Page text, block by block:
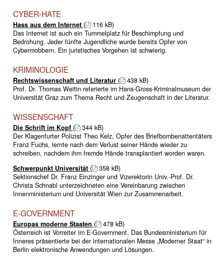
CYBER-HATE
Hass aus dem Internet (
116 kB)
Das Internet ist auch ein Tummelplatz für Beschimpfung und
Bedrohung. Jeder fünfte Jugendliche wurde bereits Opfer von
Cybermobbern. Ein juristisches Vorgehen ist schwierig.
KRIMINOLOGIE
Rechtswissenschaft und Literatur (
438 kB)
Prof. Dr. Thomas Weitin referierte im Hans-Gross-Kriminalmuseum der
Universität Graz zum Thema Recht und Zeugenschaft in der Literatur.
WISSENSCHAFT
Die Schrift im Kopf (
344 kB)
Der Klagenfurter Polizist Theo Kelz, Opfer des Briefbombenattentäters
Franz Fuchs, lernte nach dem Verlust seiner Hände wieder zu
schreiben, nachdem ihm fremde Hände transplantiert worden waren.
Schwerpunkt Universität (
358 kB)
Sektionschef Dr. Franz Einzinger und Vizerektorin Univ.-Prof. Dr.
Christa Schnabl unterzeichneten eine Vereinbarung zwischen
Innenministerium und Universität Wien zur Zusammenarbeit.
E-GOVERNMENT
Europas moderne Staaten (
478 kB)
Österreich ist Vorreiter im E-Government. Das Bundesministerium für
Inneres präsentierte bei der internationalen Messe „Moderner Staat“ in
Berlin elektronische Anwendungen und Lösungen.